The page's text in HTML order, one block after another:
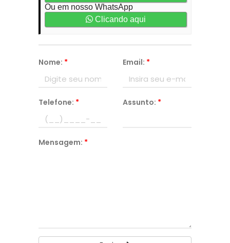
Ou em nosso WhatsApp
Clicando aqui
Nome: * Email: *
Telefone: * Assunto: *
Mensagem: *